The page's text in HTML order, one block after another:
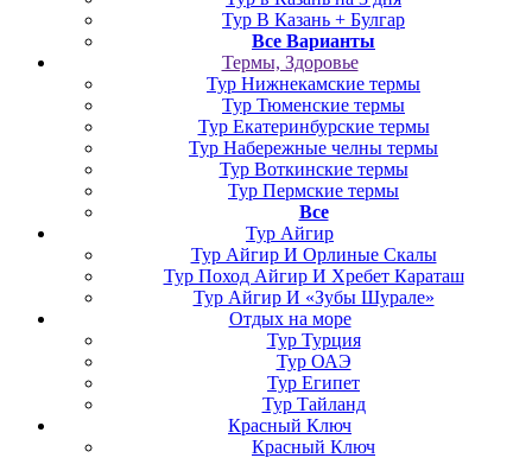
Тур В Казань + Булгар
Все Варианты
Термы, Здоровье
Тур Нижнекамские термы
Тур Тюменские термы
Тур Екатеринбурские термы
Тур Набережные челны термы
Тур Воткинские термы
Тур Пермские термы
Все
Тур Айгир
Тур Айгир И Орлиные Скалы
Тур Поход Айгир И Хребет Караташ
Тур Айгир И «Зубы Шурале»
Отдых на море
Тур Турция
Тур ОАЭ
Тур Египет
Тур Тайланд
Красный Ключ
Красный Ключ